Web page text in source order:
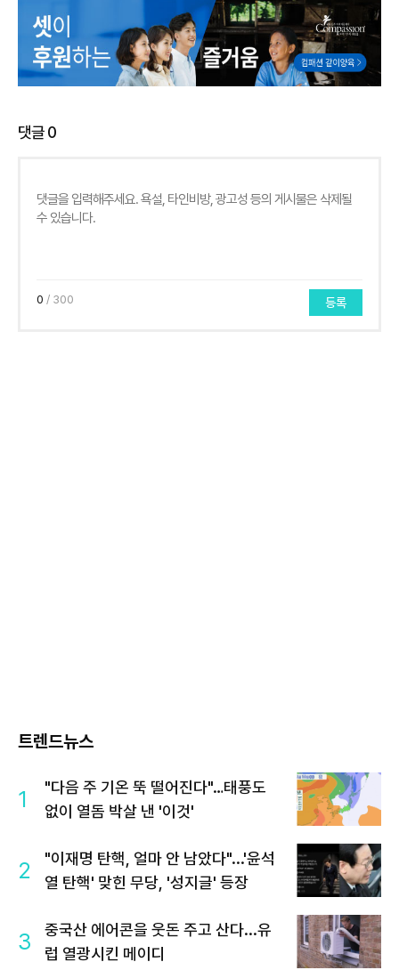
댓글0
0 / 300 등록
트렌드뉴스
1
"다음 주 기온 뚝 떨어진다"…태풍도
없이 열돔 박살 낸 '이것'
2
"이재명 탄핵, 얼마 안 남았다"...'윤석
열 탄핵' 맞힌 무당, '성지글' 등장
3
중국산 에어콘을 웃돈 주고 산다...유
럽 열광시킨 메이디